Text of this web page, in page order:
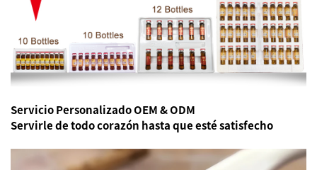
Servicio Personalizado OEM & ODM
Servirle de todo corazón hasta que esté satisfecho